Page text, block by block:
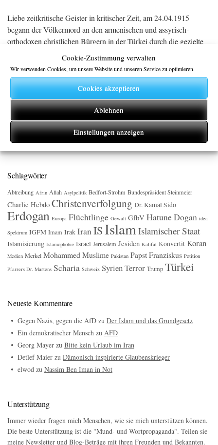
Cookie-Zustimmung verwalten
Wir verwenden Cookies, um unsere Website und unseren Service zu optimieren.
Cookies akzeptieren
Ablehnen
Einstellungen anzeigen
Liebe zeitkritische Geister in kritischer Zeit, am 24.04.1915
begann der Völkermord an den armenischen und assyrisch-
orthodoxen christlichen Bürgern in der Türkei durch die gezielte
Persönlichkeiten. Es ist heute keine Frage mehr, dass damals im
Laufe der folgenden Monate 1,5 Millionen Opfer zu beklagen
waren. Sie wurden teilweise in […]
CONTINUE READING →
Schlagwörter
Abtreibung Afrin Allah Asylpolitik Bedfort-Strohm Bundespräsident Steinmeier
Charlie Hebdo Christenverfolgung Dr. Kamal Sido
Erdogan Europa Flüchtlinge Gewalt GfbV Hatune Dogan idea
Spektrum IGFM Imam Irak IranISIslamIslamischer Staat
Islamisierung Islamophobie Israel Jerusalem Jesiden Kalifat Konvertit Koran
Medien Merkel Mohammed Muslime Pakistan Papst Franziskus Petition
Pfarrers Dr. Martens Scharia Schweiz SyrienTerror Trump Türkei
Neueste Kommentare
Gegen Nazis, gegen die AfD zu Der Islam und das Grundgesetz
Ein demokratischer Mensch zu AFD
Georg Mayer zu Bitte kein Urlaub im Iran
Detlef Maier zu Dämonisch inspirierte Glaubenskrieger
elwod zu Nassim Ben Iman in Not
Unterstützung
Immer wieder fragen mich Menschen, wie sie mich unterstützen können.
Die beste Unterstützung ist die "Mund- und Wortpropaganda". Teilen sie
meine Newsletter und Blog-Beträge mit ihren Freunden und Bekannten.